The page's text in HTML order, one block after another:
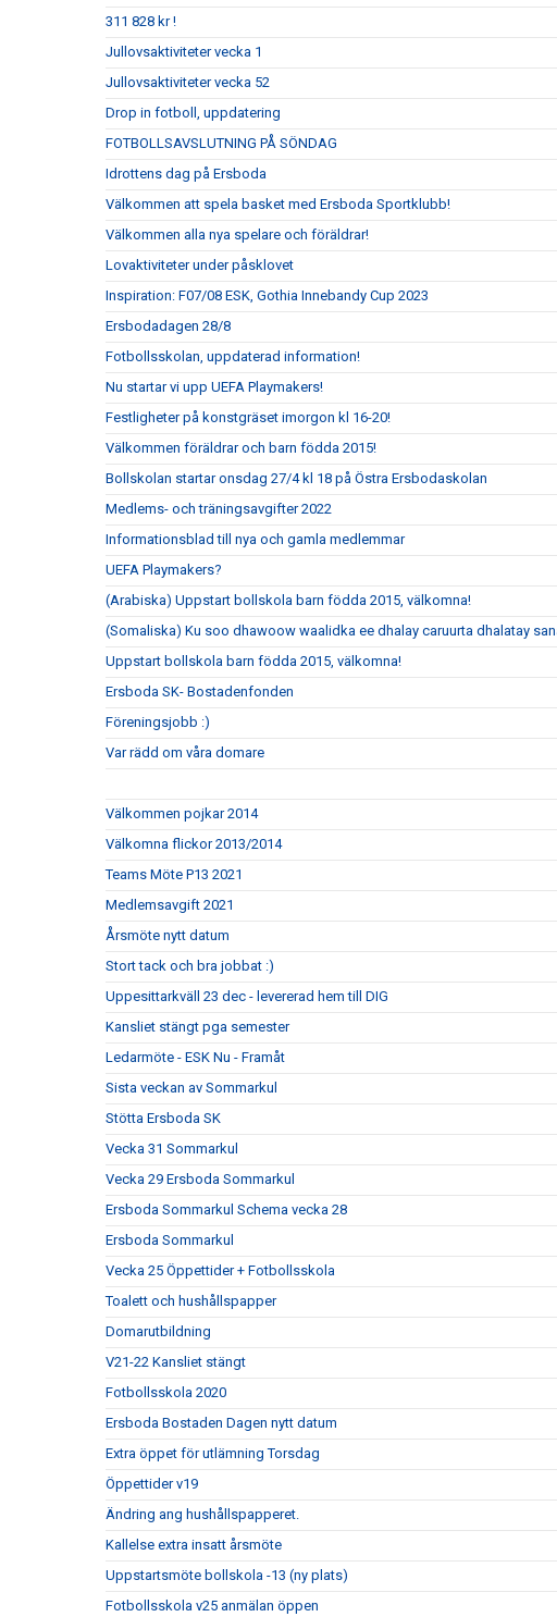
311 828 kr !
Jullovsaktiviteter vecka 1
Jullovsaktiviteter vecka 52
Drop in fotboll, uppdatering
FOTBOLLSAVSLUTNING PÅ SÖNDAG
Idrottens dag på Ersboda
Välkommen att spela basket med Ersboda Sportklubb!
Välkommen alla nya spelare och föräldrar!
Lovaktiviteter under påsklovet
Inspiration: F07/08 ESK, Gothia Innebandy Cup 2023
Ersbodadagen 28/8
Fotbollsskolan, uppdaterad information!
Nu startar vi upp UEFA Playmakers!
Festligheter på konstgräset imorgon kl 16-20!
Välkommen föräldrar och barn födda 2015!
Bollskolan startar onsdag 27/4 kl 18 på Östra Ersbodaskolan
Medlems- och träningsavgifter 2022
Informationsblad till nya och gamla medlemmar
UEFA Playmakers?
(Arabiska) Uppstart bollskola barn födda 2015, välkomna!
(Somaliska) Ku soo dhawoow waalidka ee dhalay caruurta dhalatay
Uppstart bollskola barn födda 2015, välkomna!
Ersboda SK- Bostadenfonden
Föreningsjobb :)
Var rädd om våra domare
Välkommen pojkar 2014
Välkomna flickor 2013/2014
Teams Möte P13 2021
Medlemsavgift 2021
Årsmöte nytt datum
Stort tack och bra jobbat :)
Uppesittarkväll 23 dec - levererad hem till DIG
Kansliet stängt pga semester
Ledarmöte - ESK Nu - Framåt
Sista veckan av Sommarkul
Stötta Ersboda SK
Vecka 31 Sommarkul
Vecka 29 Ersboda Sommarkul
Ersboda Sommarkul Schema vecka 28
Ersboda Sommarkul
Vecka 25 Öppettider + Fotbollsskola
Toalett och hushållspapper
Domarutbildning
V21-22 Kansliet stängt
Fotbollsskola 2020
Ersboda Bostaden Dagen nytt datum
Extra öppet för utlämning Torsdag
Öppettider v19
Ändring ang hushållspapperet.
Kallelse extra insatt årsmöte
Uppstartsmöte bollskola -13 (ny plats)
Fotbollsskola v25 anmälan öppen